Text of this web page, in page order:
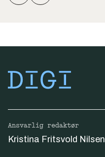
Ansvarlig redaktør
Kristina Fritsvold Nilsen